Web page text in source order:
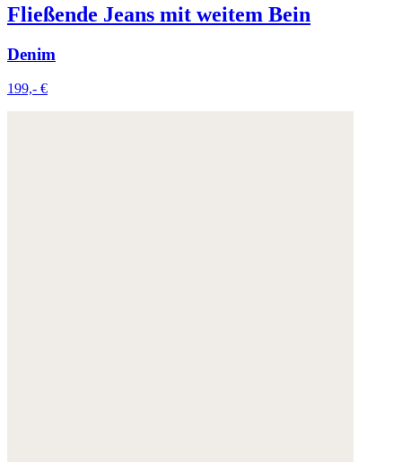
Fließende Jeans mit weitem Bein
Denim
199,- €